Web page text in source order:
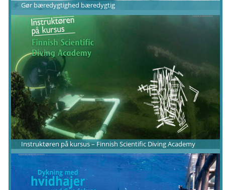
Gør bæredygtighed bæredygtig
Instruktøren på kursus – Finnish Scientific Diving Academy